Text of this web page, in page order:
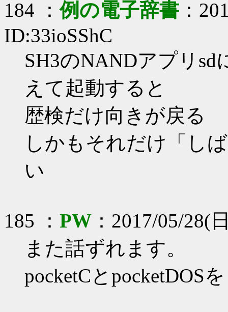
184 ：例の電子辞書 ：
ID:33ioSShC
SH3のNANDアプリsd
えて起動すると
歴検だけ向きが戻る
しかもそれだけ「し
い
185 ： PW ：2017/05/28(
また話ずれます。
pocketCとpocketDOS